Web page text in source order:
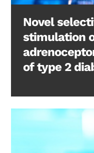
Novel
stimulation
of type 2